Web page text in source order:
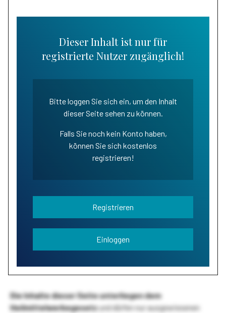
Dieser Inhalt ist nur für
registrierte Nutzer zugänglich!
Bitte loggen Sie sich ein, um den Inhalt
dieser Seite sehen zu können.
Falls Sie noch kein Konto haben,
können Sie sich kostenlos
registrieren!
Registrieren
Einloggen
Die Inhalte dieser Seite unterliegen dem
Heilmittelwerbegesetzund dürfen nur ausgewiesenen